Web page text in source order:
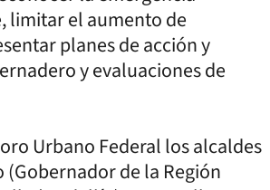
limitar el aumento de
planes de acción y
y evaluaciones de
Urbano Federal los alcaldes
(Gobernador de la Región